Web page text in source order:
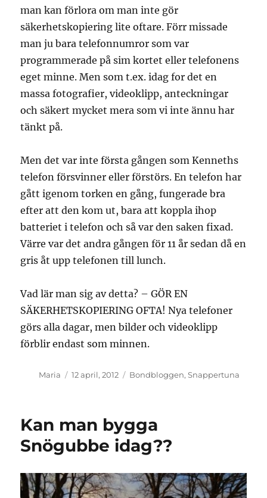
man kan förlora om man inte gör
säkerhetskopiering lite oftare. Förr missade
man ju bara telefonnumror som var
programmerade på sim kortet eller telefonens
eget minne. Men som t.ex. idag for det en
massa fotografier, videoklipp, anteckningar
och säkert mycket mera som vi inte ännu har
tänkt på.
Men det var inte första gången som Kenneths
telefon försvinner eller förstörs. En telefon har
gått igenom torken en gång, fungerade bra
efter att den kom ut, bara att koppla ihop
batteriet i telefon och så var den saken fixad.
Värre var det andra gången för 11 år sedan då en
gris åt upp telefonen till lunch.
Vad lär man sig av detta? – GÖR EN
SÄKERHETSKOPIERING OFTA! Nya telefoner
görs alla dagar, men bilder och videoklipp
förblir endast som minnen.
Författare
Maria
Publicerat
12 april, 2012 Kategorier
Bondbloggen,Snappertuna
Kan man bygga
Snögubbe idag??